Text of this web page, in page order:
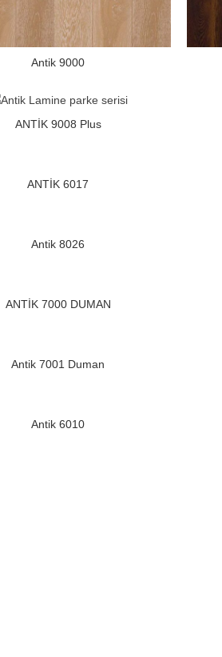
Antik 9000
ANTİK 9008 Plus
ANTİK 6017
Antik 8026
ANTİK 7000 DUMAN
Antik 7001 Duman
Antik 6010